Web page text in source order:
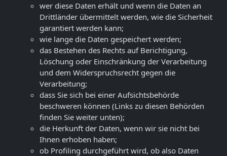
wer diese Daten erhält und wenn die Daten an
Drittländer übermittelt werden, wie die Sicherheit
garantiert werden kann;
wie lange die Daten gespeichert werden;
das Bestehen des Rechts auf Berichtigung,
Löschung oder Einschränkung der Verarbeitung
und dem Widerspruchsrecht gegen die
Verarbeitung;
dass Sie sich bei einer Aufsichtsbehörde
beschweren können (Links zu diesen Behörden
finden Sie weiter unten);
die Herkunft der Daten, wenn wir sie nicht bei
Ihnen erhoben haben;
ob Profiling durchgeführt wird, ob also Daten